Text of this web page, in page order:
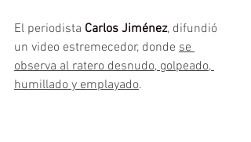
El periodista Carlos Jiménez, difundió
un video estremecedor, donde se
observa al ratero desnudo, golpeado,
humillado y emplayado.